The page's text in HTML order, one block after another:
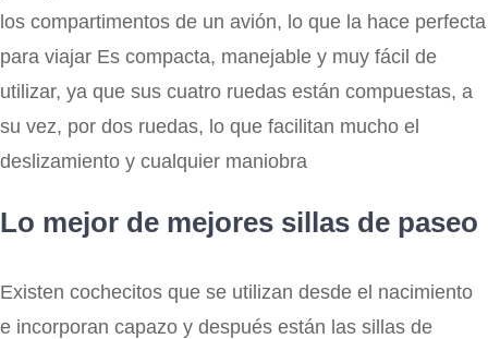
los compartimentos de un avión, lo que la hace perfecta
para viajar Es compacta, manejable y muy fácil de
utilizar, ya que sus cuatro ruedas están compuestas, a
su vez, por dos ruedas, lo que facilitan mucho el
deslizamiento y cualquier maniobra
Lo mejor de mejores sillas de paseo
Existen cochecitos que se utilizan desde el nacimiento
e incorporan capazo y después están las sillas de